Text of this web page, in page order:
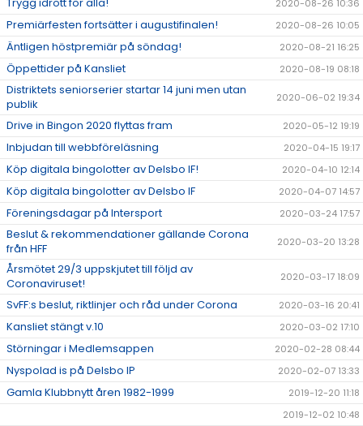
2020-08-26 10:36
Premiärfesten fortsätter i augustifinalen! 2020-08-26 10:05
Äntligen höstpremiär på söndag! 2020-08-21 16:25
Öppettider på Kansliet 2020-08-19 08:18
Distriktets seniorserier startar 14 juni men utan
publik
2020-06-02 19:34
Drive in Bingon 2020 flyttas fram 2020-05-12 19:19
Inbjudan till webbföreläsning 2020-04-15 19:17
Köp digitala bingolotter av Delsbo IF! 2020-04-10 12:14
Köp digitala bingolotter av Delsbo IF 2020-04-07 14:57
Föreningsdagar på Intersport 2020-03-24 17:57
Beslut & rekommendationer gällande Corona
från HFF
2020-03-20 13:28
Årsmötet 29/3 uppskjutet till följd av
Coronaviruset!
2020-03-17 18:09
SvFF:s beslut, riktlinjer och råd under Corona 2020-03-16 20:41
Kansliet stängt v.10 2020-03-02 17:10
Störningar i Medlemsappen 2020-02-28 08:44
Nyspolad is på Delsbo IP 2020-02-07 13:33
Gamla Klubbnytt åren 1982-1999
2019-12-20 11:18
2019-12-02 10:48